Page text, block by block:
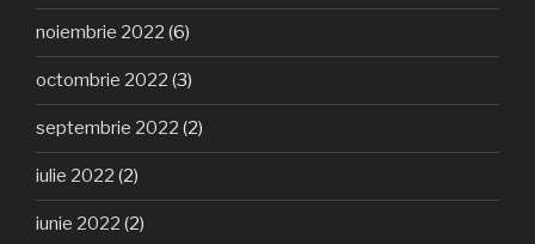
noiembrie 2022 (6)
octombrie 2022 (3)
septembrie 2022 (2)
iulie 2022 (2)
iunie 2022 (2)